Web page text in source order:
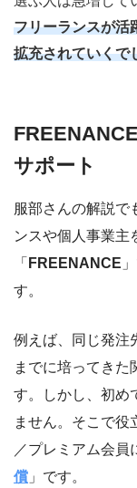
フリーランスが活
拡充されていくで
サポート
服部さんの解説で
ンスや個人事業主
「 FREENANCE
す。
例えば、同じ発注
までに培ってきた
す。しかし、初め
ません。そこで
／プレミアム会員
償 」です。